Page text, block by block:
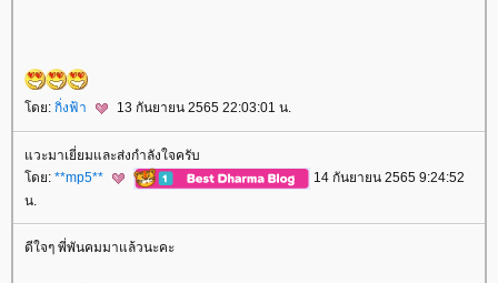
ดย: กิ่งฟ้า 13 กันยายน 2565 22:03:01 น.
วะมาเยี่ยมและส่งกำลังใจครับ
ดย: **mp5**
14 กันยายน 2565 9:24:52
น.
ดีใจๆ พี่พันคมมาแล้วนะคะ